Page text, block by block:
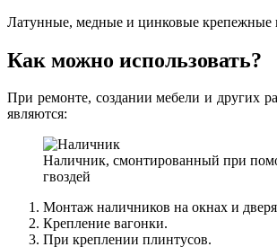
Латунные, медные и цинковые крепежные
Как можно использовать?
При ремонте, создании мебели и других
являются:
Наличник, смонтированный при
гвоздей
Монтаж наличников на окнах и
Крепление вагонки.
При креплении плинтусов.